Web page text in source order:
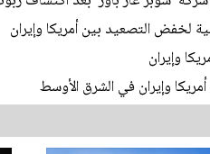
لخفض التصعيد بين أمريكا وإيران
وإيران